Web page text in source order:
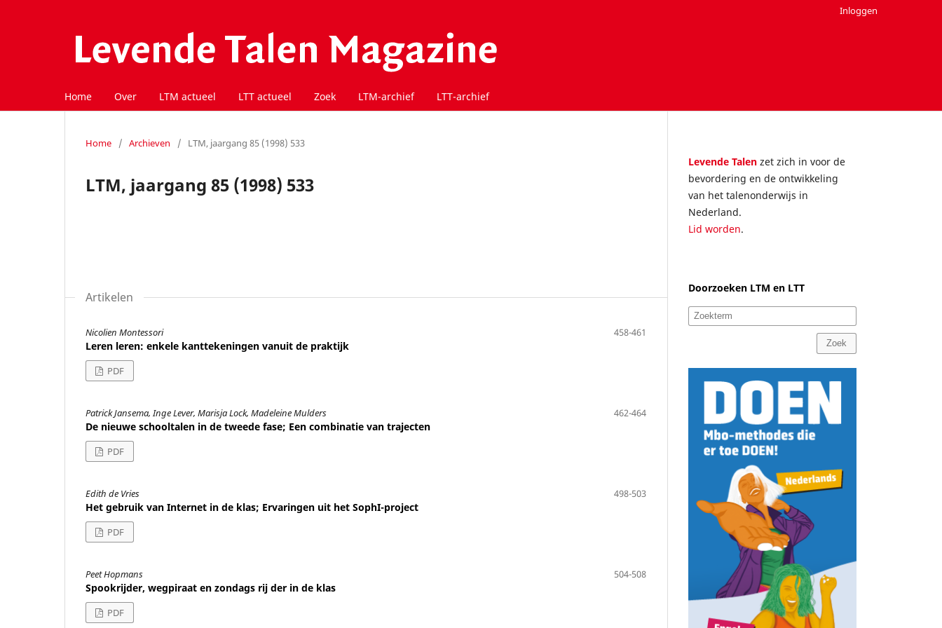
Home Over LTM actueel LTT actueel Zoek LTM-archief LTT-archief
Inloggen
Home / Archieven / LTM, jaargang 85 (1998) 533
LTM, jaargang 85 (1998) 533
Artikelen
Nicolien Montessori 458-461
Leren leren: enkele kanttekeningen vanuit de praktijk
PDF
Patrick Jansema, Inge Lever, Marisja Lock, Madeleine Mulders 462-464
De nieuwe schooltalen in de tweede fase; Een combinatie van trajecten
PDF
Edith de Vries 498-503
Het gebruik van Internet in de klas; Ervaringen uit het SophI-project
PDF
Peet Hopmans 504-508
Spookrijder, wegpiraat en zondags rij der in de klas
PDF
Levende Talen zet zich in voor de
bevordering en de ontwikkeling
van het talenonderwijs in
Nederland.
Lid worden.
Doorzoeken LTM en LTT
Zoek